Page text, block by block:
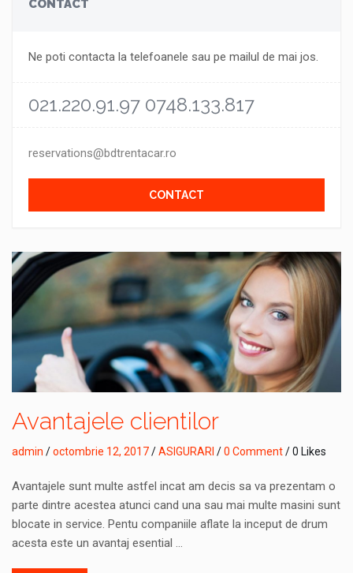
CONTACT
Ne poti contacta la telefoanele sau pe mailul de mai jos.
021.220.91.97 0748.133.817
reservations@bdtrentacar.ro
CONTACT
Avantajele clientilor
admin /octombrie 12, 2017/ASIGURARI /0 Comment/ 0 Likes
Avantajele sunt multe astfel incat am decis sa va prezentam o
parte dintre acestea atunci cand una sau mai multe masini sunt
blocate in service. Pentu companiile aflate la inceput de drum
acesta este un avantaj esential …